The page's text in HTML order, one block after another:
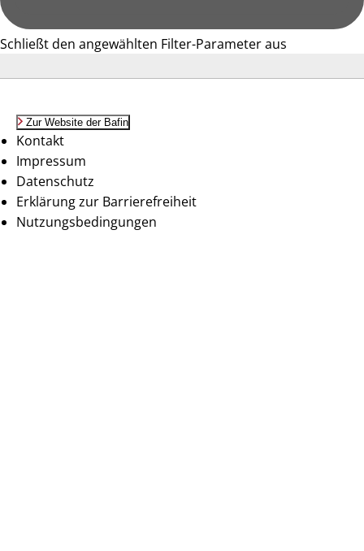
Schließt den angewählten Filter-Parameter aus
Zur Website der Bafin
Kontakt
Impressum
Datenschutz
Erklärung zur Barrierefreiheit
Nutzungsbedingungen